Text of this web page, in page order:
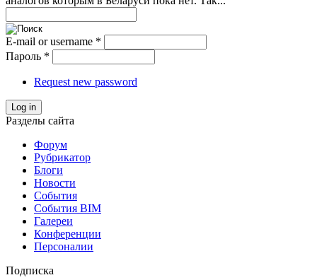
E-mail or username *
Пароль *
Request new password
Log in
Разделы сайта
Форум
Рубрикатор
Блоги
Новости
События
События BIM
Галереи
Конференции
Персоналии
Подписка